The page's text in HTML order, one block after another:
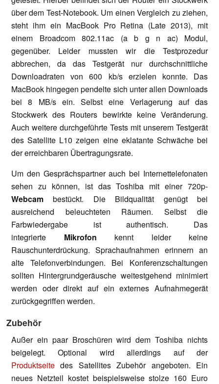
über dem Test-Notebook. Um einen Vergleich zu ziehen,
steht ihm ein MacBook Pro Retina (Late 2013), mit
einem Broadcom 802.11ac (a b g n ac) Modul,
gegenüber. Leider mussten wir die Testprozedur
abbrechen, da das Testgerät nur durchschnittliche
Downloadraten von 600 kb/s erzielen konnte. Das
MacBook hingegen pendelte sich unter allen Downloads
bei 8 MB/s ein. Selbst eine Verlagerung auf das
Stockwerk des Routers bewirkte keine Veränderung.
Auch weitere durchgeführte Tests mit unserem Testgerät
des Satellite L10 zeigen eine eklatante Schwäche bei
der erreichbaren Übertragungsrate.
Um den Gesprächspartner auch bei Internettelefonaten
sehen zu können, ist das Toshiba mit einer 720p-
Webcam bestückt. Die Bildqualität genügt bei
ausreichend beleuchteten Räumen. Selbst die
Farbwiedergabe ist authentisch. Das
integrierte Mikrofon kennt leider keine
Rauschunterdrückung. Sprachaufnahmen erinnern an
alte Telefonverbindungen. Bei Konferenzschaltungen
sollten Hintergrundgeräusche weitestgehend minimiert
werden oder direkt auf ein externes Aufnahmegerät
zurückgegriffen werden.
Zubehör
Außer ein paar Broschüren wird dem Toshiba nichts
beigelegt. Optional wird allerdings auf der
Produktseite des Satellites Zubehör angeboten. Ein
neues Netzteil kostet beispielsweise stolze 160 Euro